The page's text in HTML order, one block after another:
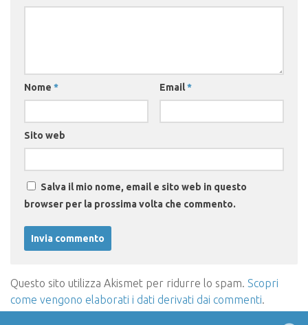
Nome * Email*
Sito web
Salva il mio nome, email e sito web in questo
browser per la prossima volta che commento.
Questo sito utilizza Akismet per ridurre lo spam. Scopri
come vengono elaborati i dati derivati dai commenti